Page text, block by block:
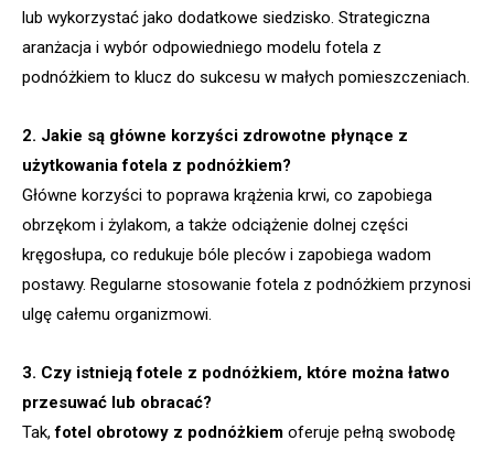
lub wykorzystać jako dodatkowe siedzisko. Strategiczna
aranżacja i wybór odpowiedniego modelu fotela z
podnóżkiem to klucz do sukcesu w małych pomieszczeniach.
2. Jakie są główne korzyści zdrowotne płynące z
użytkowania fotela z podnóżkiem?
Główne korzyści to poprawa krążenia krwi, co zapobiega
obrzękom i żylakom, a także odciążenie dolnej części
kręgosłupa, co redukuje bóle pleców i zapobiega wadom
postawy. Regularne stosowanie fotela z podnóżkiem przynosi
ulgę całemu organizmowi.
3. Czy istnieją fotele z podnóżkiem, które można łatwo
przesuwać lub obracać?
Tak,fotel obrotowy z podnóżkiem oferuje pełną swobodę